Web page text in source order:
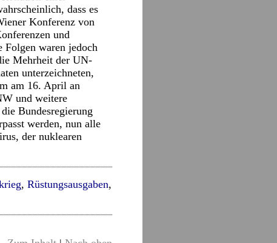
dass es
Konferenz von
und
Folgen waren jedoch
Mehrheit der UN-
unterzeichneten,
am 16. April an
und weitere
Bundesregierung
werden, nun alle
der nuklearen
, Rüstungsausgaben,